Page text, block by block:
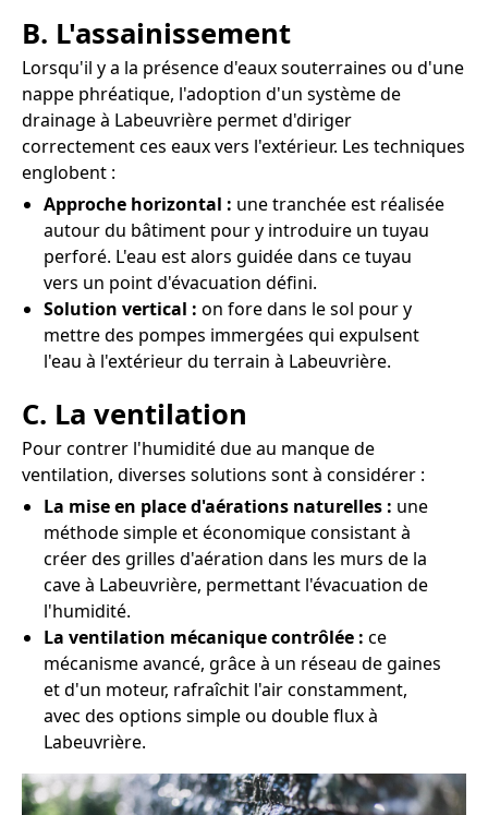
B. L'assainissement
Lorsqu'il y a la présence d'eaux souterraines ou d'une
nappe phréatique, l'adoption d'un système de
drainage à Labeuvrière permet d'diriger
correctement ces eaux vers l'extérieur. Les techniques
englobent :
Approche horizontal : une tranchée est réalisée
autour du bâtiment pour y introduire un tuyau
perforé. L'eau est alors guidée dans ce tuyau
vers un point d'évacuation défini.
Solution vertical : on fore dans le sol pour y
mettre des pompes immergées qui expulsent
l'eau à l'extérieur du terrain à Labeuvrière.
C. La ventilation
Pour contrer l'humidité due au manque de
ventilation, diverses solutions sont à considérer :
La mise en place d'aérations naturelles : une
méthode simple et économique consistant à
créer des grilles d'aération dans les murs de la
cave à Labeuvrière, permettant l'évacuation de
l'humidité.
La ventilation mécanique contrôlée : ce
mécanisme avancé, grâce à un réseau de gaines
et d'un moteur, rafraîchit l'air constamment,
avec des options simple ou double flux à
Labeuvrière.